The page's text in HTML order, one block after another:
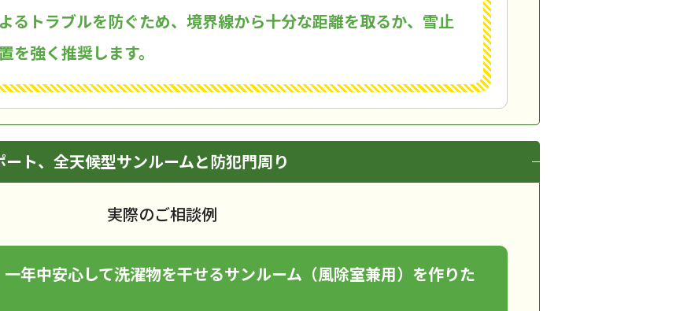
るトラブルを防ぐため、境界線から十分な距離を取るか、雪止
を強く推奨します。
ト、全天候型サンルームと防犯門周り
実際のご相談例
年中安心して洗濯物を干せるサンルーム（風除室兼用）を作りた